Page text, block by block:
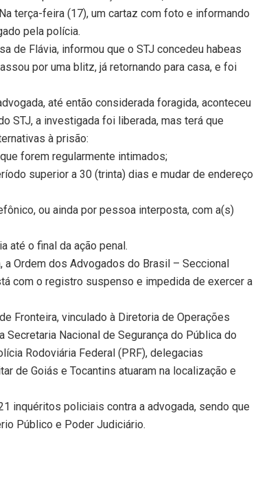
terça-feira (17), um cartaz com foto e informando
pela polícia.
de Flávia, informou que o STJ concedeu habeas
por uma blitz, já retornando para casa, e foi
até então considerada foragida, aconteceu
STJ, a investigada foi liberada, mas terá que
à prisão:
forem regularmente intimados;
superior a 30 (trinta) dias e mudar de endereço
ou ainda por pessoa interposta, com a(s)
até o final da ação penal.
a Ordem dos Advogados do Brasil – Seccional
com o registro suspenso e impedida de exercer a
Fronteira, vinculado à Diretoria de Operações
Nacional de Segurança do Pública do
Rodoviária Federal (PRF), delegacias
de Goiás e Tocantins atuaram na localização e
inquéritos policiais contra a advogada, sendo que
Público e Poder Judiciário.